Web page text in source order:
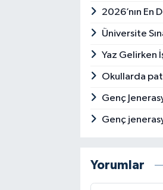
2026’nın En
Üniversite
Yaz Gelirken
Okullarda
Genç
Genç
Yorumlar